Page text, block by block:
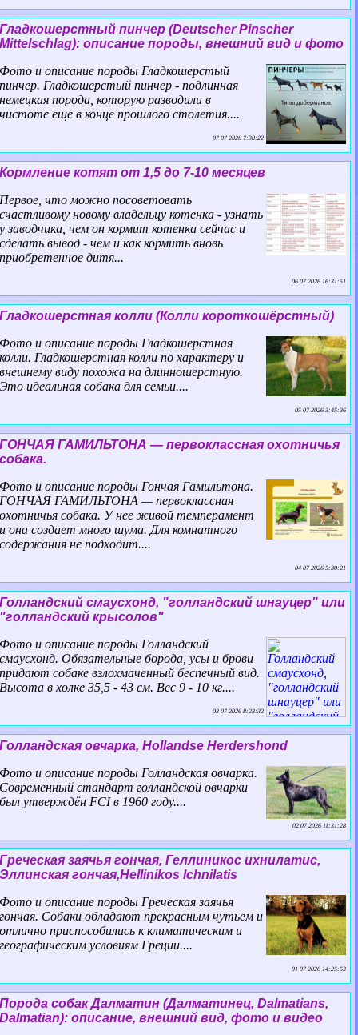
Гладкошерстный пинчер (Deutscher Pinscher
Mittelschlag): описание породы, внешний вид и фото
Фото и описание породы Гладкошерстый
пинчер. Гладкошерстый пинчер - подлинная
немецкая порода, которую разводили в
чистоте еще в конце прошлого столетия....
07 07 2026 7:30:22
Кормление котят от 1,5 до 7-10 месяцев
Первое, что можно посоветовать
счастливому новому владельцу котенка - узнать
у заводчика, чем он кормит котенка сейчас и
сделать вывод - чем и как кормить вновь
приобретенное дитя...
06 07 2026 16:31:51
Гладкошерстная колли (Колли короткошёрстный)
Фото и описание породы Гладкошерстная
колли. Гладкошерстная колли по хаpaктеру и
внешнему виду похожа на длинношерстную.
Это идеальная собака для семьи....
05 07 2026 3:45:36
ГОНЧАЯ ГАМИЛЬТОНА — первоклассная охотничья
собака.
Фото и описание породы Гончая Гамильтона.
ГОНЧАЯ ГАМИЛЬТОНА — первоклассная
охотничья собака. У нее живой темперамент
и она создает много шума. Для комнатного
содержания не подходит....
04 07 2026 5:30:21
Голландский смаусхонд, "голландский шнауцер" или
"голландский крысолов"
Фото и описание породы Голландский
смаусхонд. Обязательные борода, усы и брови
придают собаке взлохмаченный беспечный вид.
Высота в холке 35,5 - 43 см. Вес 9 - 10 кг....
03 07 2026 8:23:32
Голландская овчарка, Hollandse Herdershond
Фото и описание породы Голландская овчарка.
Современный стандарт голландской овчарки
был утверждён FCI в 1960 году....
02 07 2026 11:31:28
Греческая заячья гончая, Геллиникос ихнилатис,
Эллинская гончая,Hellinikos Ichnilatis
Фото и описание породы Греческая заячья
гончая. Собаки обладают прекрасным чутьем и
отлично приспособились к климатическим и
географическим условиям Греции....
01 07 2026 14:25:53
Порода собак Далматин (Далматинец, Dalmatians,
Dalmatian): описание, внешний вид, фото и видео